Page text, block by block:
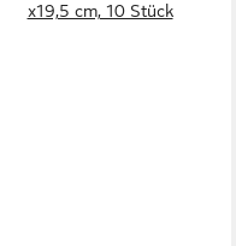
x19,5 cm, 10 Stück